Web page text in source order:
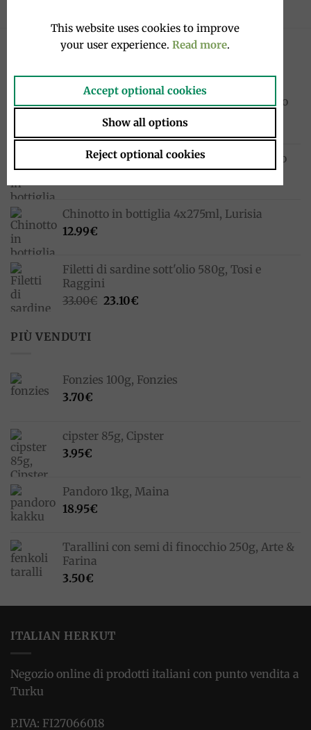
Sanpellegrino Chinò Extra Lime e Zenzero
33cl, San Pellegrino
Cocktail in bottiglia 4x20cl, Sanpellegrino
Chinotto in bottiglia 4x275ml, Lurisia
12.99€
Filetti di sardine sott'olio 580g, Tosi e
Raggini
33.00€ Il
23.10€Il
PIÙ VENDUTI
Fonzies 100g, Fonzies
3.70€
cipster 85g, Cipster
3.95€
Pandoro 1kg, Maina
18.95€
Tarallini con semi di finocchio 250g, Arte &
Farina
3.50€
ITALIAN HERKUT
Negozio online di prodotti italiani con punto vendita a
Turku
P.IVA: FI27066018
This website uses cookies to improve
your user experience. Read more.
Accept optional cookies
Show all options
Reject optional cookies